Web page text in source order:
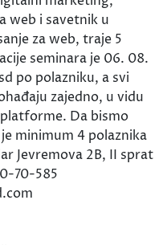
web i savetnik u
za web, traje 5
seminara je 06. 08.
po polazniku, a svi
zajedno, u vidu
Da bismo
minimum 4 polaznika
Jevremova 2B, II sprat
70-585